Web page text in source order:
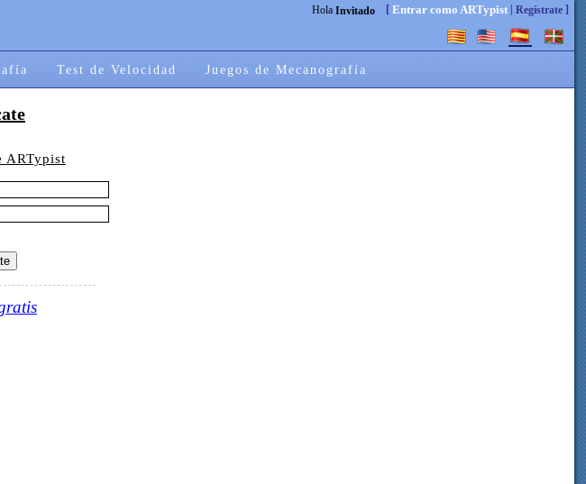
Hola Invitado [ Entrar como ARTypist| Regístrate]
Test de Velocidad Juegos de Mecanografía
ARTypist